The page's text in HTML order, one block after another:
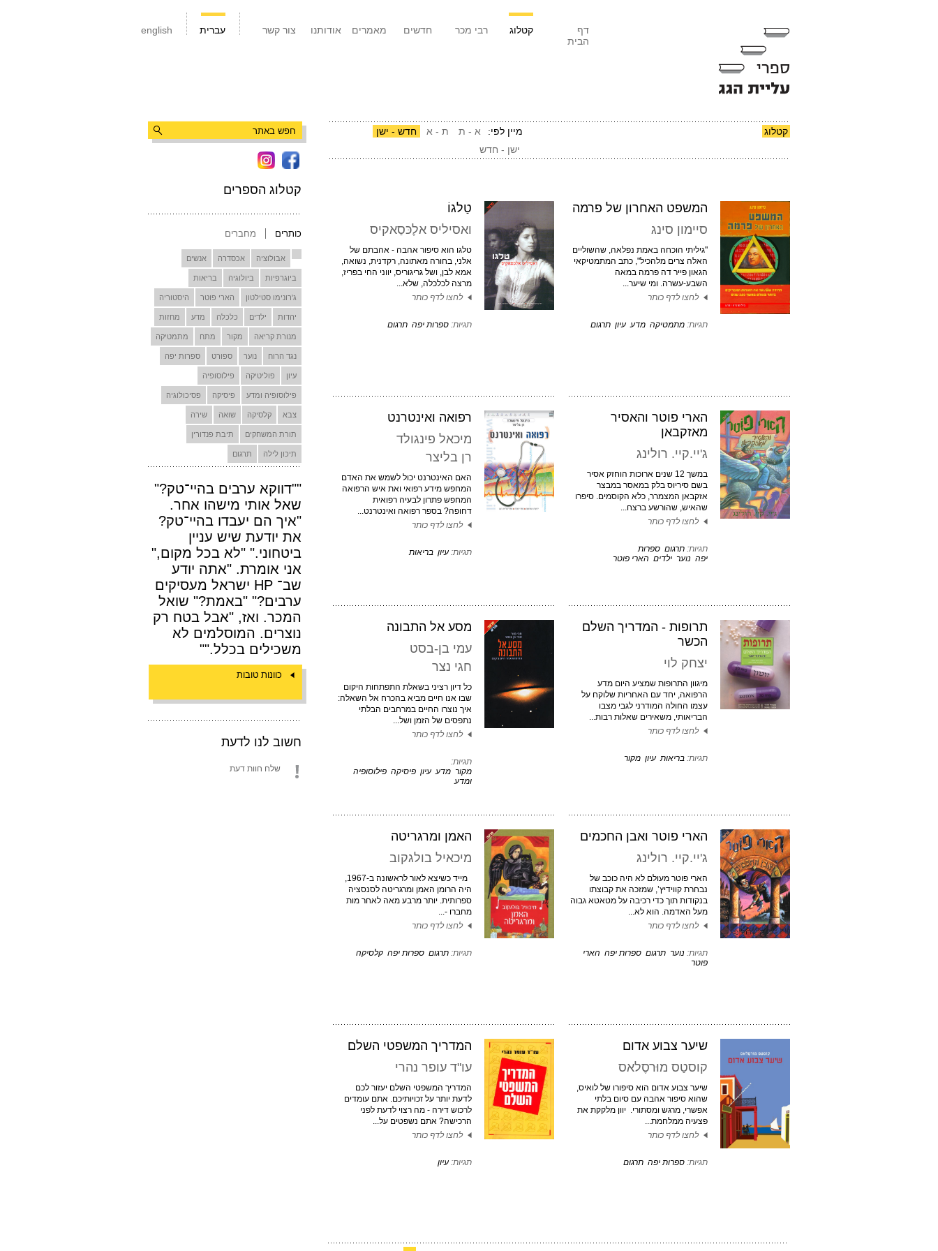
english עברית צור קשר אודותנו מאמרים חדשים רבי מכר קטלוג
דף
הבית
קטלוג הספרים
כותרים מחברים
אבולוציה אכסדרה אנשים
ביוגרפיות ביולוגיה בריאות
ג'רונימו סטילטון הארי פוטר היסטוריה
יהדות ילדים כלכלה מדע מחזות
מנורת קריאה מקור מתח מתמטיקה
נגד הרוח נוער ספורט ספרות יפה
עיון פוליטיקה פילוסופיה
פילוסופיה ומדע פיסיקה פסיכולוגיה
צבא קלסיקה שואה שירה
תורת המשחקים תיבת פנדורין
תיכון לילה תרגום
""דווקא ערבים בהיי־טק?"
שאל אותי מישהו אחר.
"איך הם יעבדו בהיי־טק?
את יודעת שיש עניין
ביטחוני." "לא בכל מקום,"
אני אומרת. "אתה יודע
שב־ HP ישראל מעסיקים
ערבים?" "באמת?" שואל
המכר. ואז, "אבל בטח רק
נוצרים. המוסלמים לא
משכילים בכלל.""
כוונות טובות
חשוב לנו לדעת
שלח חוות דעת
קטלוג מיין לפי: א - ת ת - א
חדש - ישן
ישן - חדש
המשפט האחרון של פרמה
סיימון סינג
"גיליתי הוכחה באמת נפלאה, שהשוליים
האלה צרים מלהכיל", כתב המתמטיקאי
הגאון פייר דה פרמה במאה
השבע-עשרה. ומי שיער...
לחצו לדף כותר
תגיות: מתמטיקה מדע עיון תרגום
טַלגוֹ
ואסיליס אלֶכּסַאקיס
טלגו הוא סיפור אהבה - אהבתם של
אלני, בחורה מאתונה, רקדנית, נשואה,
אמא לבן, ושל גריגוריס, יווני החי בפריז,
מרצה לכלכלה, שלא...
לחצו לדף כותר
תגיות: ספרות יפה תרגום
הארי פוטר והאסיר
מאזקבאן
ג'יי.קיי. רולינג
במשך 12 שנים ארוכות הוחזק אסיר
בשם סיריוס בלק במאסר במבצר
אזקבאן המצמרר, כלא הקוסמים. סיפרו
שהאיש, שהורשע ברצח...
לחצו לדף כותר
תגיות: תרגום ספרות
יפה נוער ילדים הארי פוטר
רפואה ואינטרנט
מיכאל פינגולד
רן בליצר
האם האינטרנט יכול לשמש את האדם
המחפש מידע רפואי ואת איש הרפואה
המחפש פתרון לבעיה רפואית
דחופה? בספר רפואה ואינטרנט...
לחצו לדף כותר
תגיות: עיון בריאות
תרופות - המדריך השלם
הכשר
יצחק לוי
מיגוון התרופות שמציע היום מדע
הרפואה, יחד עם האחריות שלוקח על
עצמו החולה המודרני לגבי מצבו
הבריאותי, משאירים שאלות רבות...
לחצו לדף כותר
תגיות: בריאות עיון מקור
מסע אל התבונה
עמי בן-בסט
חגי נצר
כל דיון רציני בשאלת התפתחות היקום
שבו אנו חיים מביא בהכרח אל השאלה:
איך נוצרו החיים במרחבים הבלתי
נתפסים של הזמן ושל...
לחצו לדף כותר
תגיות:
מקור מדע עיון פיסיקה פילוסופיה
ומדע
הארי פוטר ואבן החכמים
ג'יי.קיי. רולינג
הארי פוטר מעולם לא היה כוכב של
נבחרת קווידיץ’, שמזכה את קבוצתו
בנקודות תוך כדי רכיבה על מטאטא גבוה
מעל האדמה. הוא לא...
לחצו לדף כותר
תגיות: נוער תרגום ספרות יפה הארי
פוטר
האמן ומרגריטה
מיכאיל בולגקוב
מייד כשיצא לאור לראשונה ב-1967,
היה הרומן האמן ומרגריטה לסנסציה
ספרותית. יותר מרבע מאה לאחר מות
מחברו -...
לחצו לדף כותר
תגיות: תרגום ספרות יפה קלסיקה
שיער צבוע אדום
קוסטַס מוּרסֶלאס
שיער צבוע אדום הוא סיפורו של לואיס,
שהוא סיפור אהבה עם סיום בלתי
אפשרי, מרגש ומסתורי. יוון מלקקת את
פצעיה ממלחמת...
לחצו לדף כותר
תגיות: ספרות יפה תרגום
המדריך המשפטי השלם
עו"ד עופר נהרי
המדריך המשפטי השלם יעזור לכם
לדעת יותר על זכויותיכם. אתם עומדים
לרכוש דירה - מה רצוי לדעת לפני
הרכישה? אתם נשפטים על...
לחצו לדף כותר
תגיות: עיון